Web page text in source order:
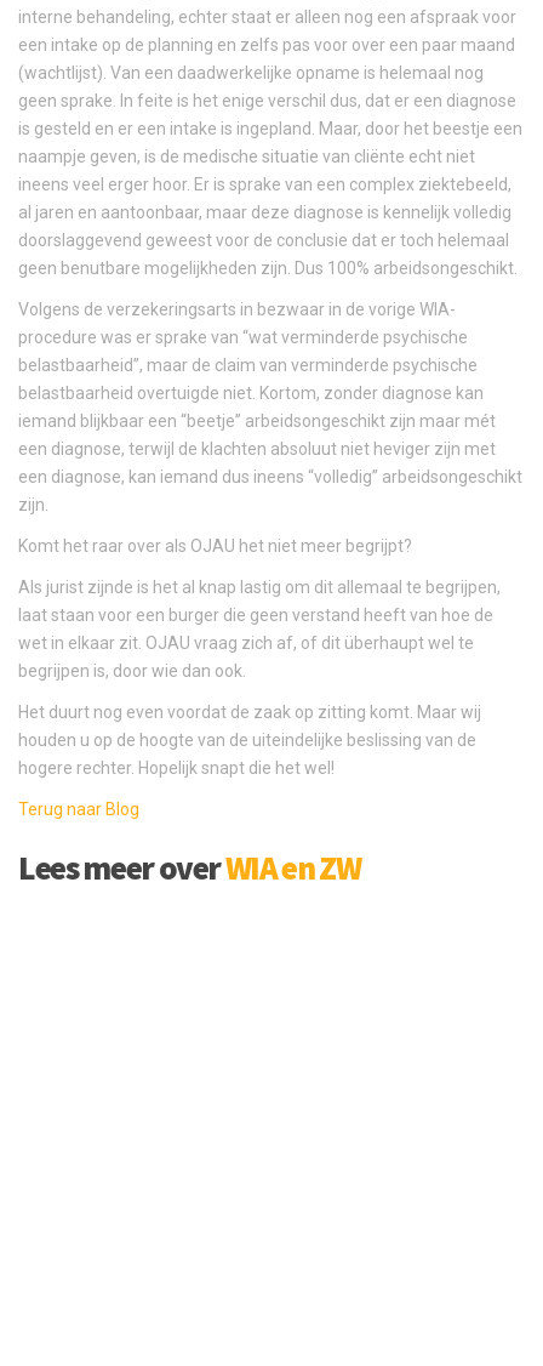
interne behandeling, echter staat er alleen nog een afspraak voor
een intake op de planning en zelfs pas voor over een paar maand
(wachtlijst). Van een daadwerkelijke opname is helemaal nog
geen sprake. In feite is het enige verschil dus, dat er een diagnose
is gesteld en er een intake is ingepland. Maar, door het beestje een
naampje geven, is de medische situatie van cliënte echt niet
ineens veel erger hoor. Er is sprake van een complex ziektebeeld,
al jaren en aantoonbaar, maar deze diagnose is kennelijk volledig
doorslaggevend geweest voor de conclusie dat er toch helemaal
geen benutbare mogelijkheden zijn. Dus 100% arbeidsongeschikt.
Volgens de verzekeringsarts in bezwaar in de vorige WIA-
procedure was er sprake van “wat verminderde psychische
belastbaarheid”, maar de claim van verminderde psychische
belastbaarheid overtuigde niet. Kortom, zonder diagnose kan
iemand blijkbaar een “beetje” arbeidsongeschikt zijn maar mét
een diagnose, terwijl de klachten absoluut niet heviger zijn met
een diagnose, kan iemand dus ineens “volledig” arbeidsongeschikt
zijn.
Komt het raar over als OJAU het niet meer begrijpt?
Als jurist zijnde is het al knap lastig om dit allemaal te begrijpen,
laat staan voor een burger die geen verstand heeft van hoe de
wet in elkaar zit. OJAU vraag zich af, of dit überhaupt wel te
begrijpen is, door wie dan ook.
Het duurt nog even voordat de zaak op zitting komt. Maar wij
houden u op de hoogte van de uiteindelijke beslissing van de
hogere rechter. Hopelijk snapt die het wel!
Terug naar Blog
Lees meer overWIA en ZW